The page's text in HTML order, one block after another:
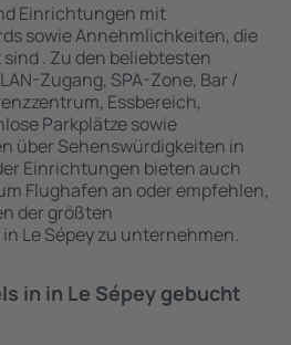
Einrichtungen mit
sowie Annehmlichkeiten, die
. Zu den beliebtesten
Zugang, SPA-Zone, Bar /
Essbereich,
Parkplätze sowie
über Sehenswürdigkeiten in
Einrichtungen bieten auch
Flughafen an oder empfehlen,
der größten
Le Sépey zu unternehmen.
in in Le Sépey gebucht